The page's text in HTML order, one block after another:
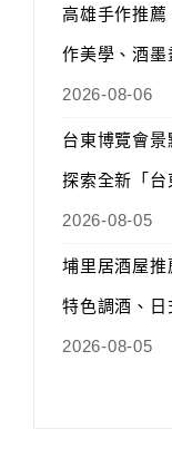
高雄手作推
作美學、酒墨
2026-08-06
台東博覽會景
探索全新「台
2026-08-05
埔里居酒屋推
特色調酒、日
2026-08-05